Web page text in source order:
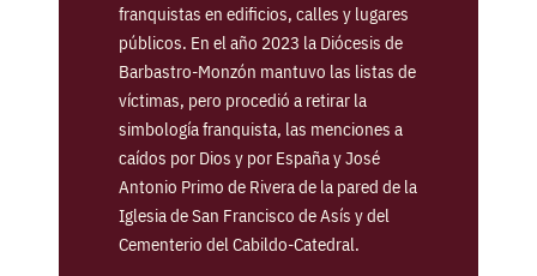
franquistas en edificios, calles y lugares
públicos. En el año 2023 la Diócesis de
Barbastro-Monzón mantuvo las listas de
víctimas, pero procedió a retirar la
simbología franquista, las menciones a
caídos por Dios y por España y José
Antonio Primo de Rivera de la pared de la
Iglesia de San Francisco de Asís y del
Cementerio del Cabildo-Catedral.